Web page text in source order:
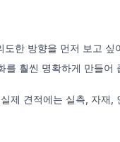
한 방향을 먼저 보고 싶
를 훨씬 명확하게 만들어
제 견적에는 실측, 자재,